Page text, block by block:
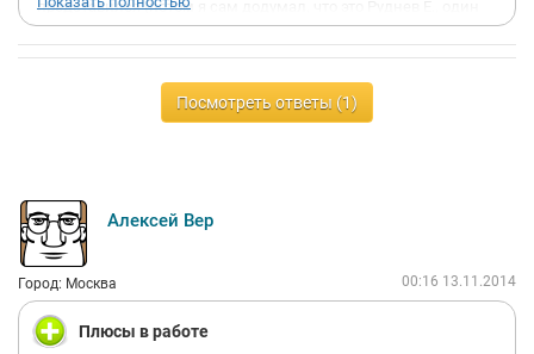
представился (потом я сам додумал, что это Руднев Е., один
из начальничков охраны), завел в комнату, где ожидал ещё
не менее получаса (он чай пил) . А затем самое тупейшее,
проходил. Были заданы абсолютно глупые вопросы. Очень
много понтов, на ровном месте. При общении сразу
собеседовании. Так вот у меня оно крайне отрицательное. Не
советую тратить своё время на попытку устроится в эту
компанию......
Посмотреть ответы (1)
Алексей Вер
Город: Москва 00:16 13.11.2014
Плюсы в работе